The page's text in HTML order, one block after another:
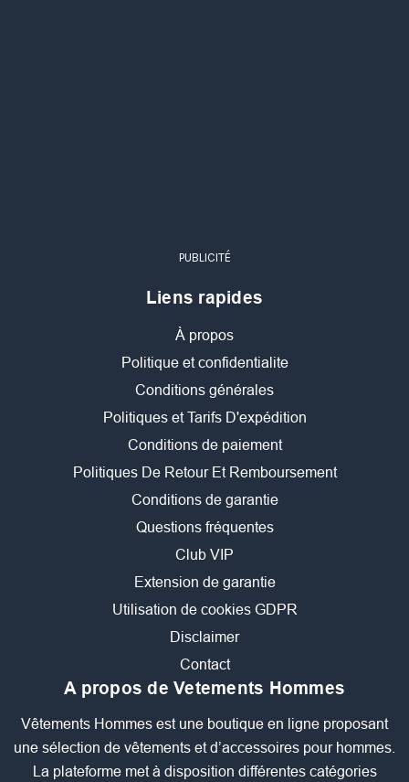
PUBLICITÉ
Liens rapides
À propos
Politique et confidentialite
Conditions générales
Politiques et Tarifs D'expédition
Conditions de paiement
Politiques De Retour Et Remboursement
Conditions de garantie
Questions fréquentes
Club VIP
Extension de garantie
Utilisation de cookies GDPR
Disclaimer
Contact
A propos de Vetements Hommes
Vêtements Hommes est une boutique en ligne proposant
une sélection de vêtements et d’accessoires pour hommes.
La plateforme met à disposition différentes catégories